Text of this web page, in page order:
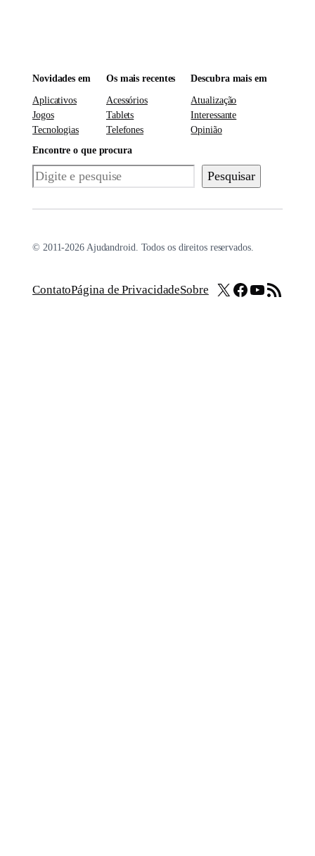
Novidades em
Aplicativos
Jogos
Tecnologias
Os mais recentes
Acessórios
Tablets
Telefones
Descubra mais em
Atualização
Interessante
Opinião
Encontre o que procura
Pesquisar Pesquisar
© 2011-2026 Ajudandroid. Todos os direitos reservados.
ContatoPágina de PrivacidadeSobre X Facebook
Youtube
Feed RSS